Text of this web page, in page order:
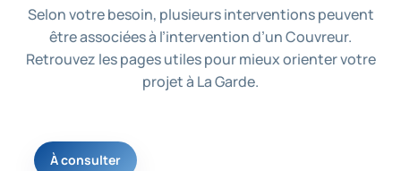
Selon votre besoin, plusieurs interventions peuvent
être associées à l’intervention d’un Couvreur.
Retrouvez les pages utiles pour mieux orienter votre
projet à La Garde.
À consulter